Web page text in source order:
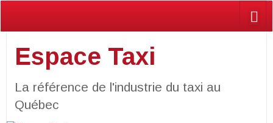
Espace Taxi
La référence de l'industrie du taxi au
Québec